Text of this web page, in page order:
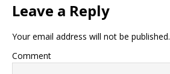
Leave a Reply
Your email address will not be published.
Comment